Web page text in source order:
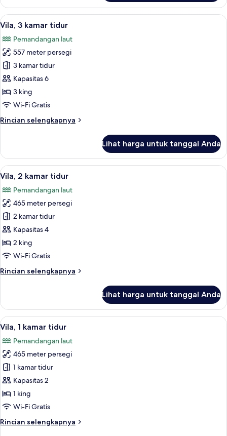
Vila
Premier,
3
tidur
Lihat
semua
foto
untuk
Vila,
3
kamar
tidur
Lemari es besar, microwave,
19
Vila, 3 kamar tidur
Pemandangan laut
557 meter persegi
3 kamar tidur
Kapasitas 6
3 king
Wi-Fi Gratis
Rincian selengkapnya
Rincian
Vila,
kamar
Lihat harga untuk tanggal Anda
Lihat
semua
foto
untuk
Vila,
2
kamar
tidur
17
Vila, 2 kamar tidur
Pemandangan laut
465 meter persegi
2 kamar tidur
Kapasitas 4
2 king
Wi-Fi Gratis
Rincian selengkapnya
Rincian
Vila,
kamar
Lihat harga untuk tanggal Anda
Lihat
semua
foto
untuk
Vila,
1
kamar
tidur
16
Vila, 1 kamar tidur
Pemandangan laut
465 meter persegi
1 kamar tidur
Kapasitas 2
1 king
Wi-Fi Gratis
Rincian selengkapnya
Rincian